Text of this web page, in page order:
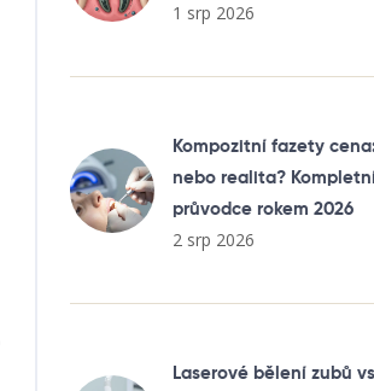
1 srp 2026
Kompozitní fazety
nebo realita?
průvodce rokem 2026
2 srp 2026
Laserové bělení zubů